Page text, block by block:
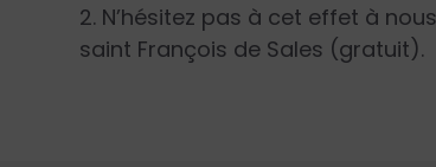
2. N’hésitez pas à cet effet à
saint François de Sales (gratuit).